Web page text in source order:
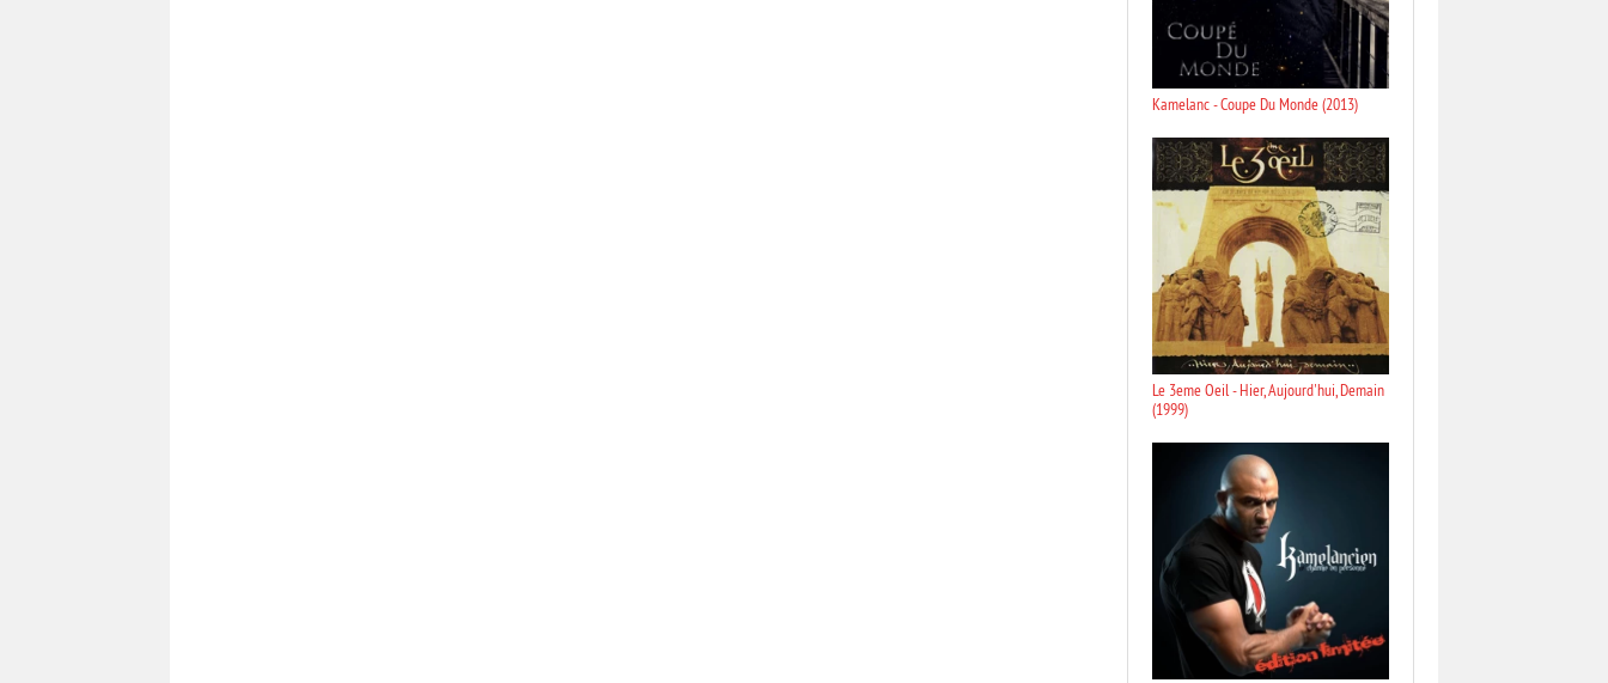
Kamelanc - Coupe Du Monde (2013)
Le 3eme Oeil - Hier, Aujourd'hui, Demain
(1999)